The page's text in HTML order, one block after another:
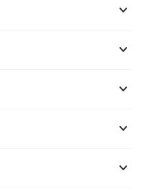
keyboard_arrow_down
keyboard_arrow_down
keyboard_arrow_down
keyboard_arrow_down
keyboard_arrow_down